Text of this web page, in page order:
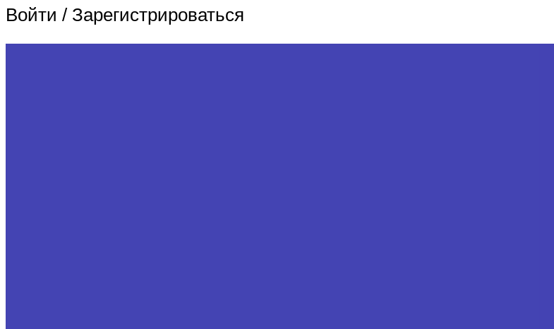
Войти / Зарегистрироваться